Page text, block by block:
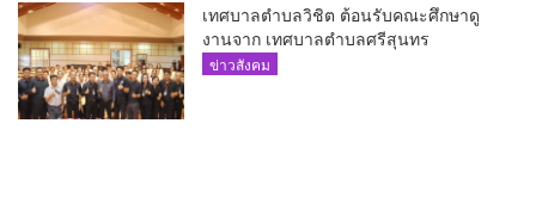
เทศบาลตำบลวิชิต ต้อนรับคณะศึกษาดู
งานจาก เทศบาลตำบลศรีสุนทร
ข่าวสังคม